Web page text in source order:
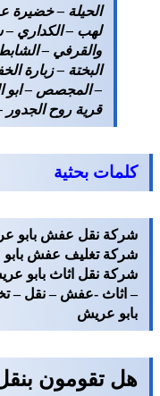
الحيلة – خضيرة
لهب – الكداري –
والقرفي –
البختة – زبارة
– المجصص – ابو
قرية روح
كلمات بحثية
شركة نقل عفش بابو
شركة تغليف عفش
شركة نقل اثاث بابو
– اثاث -عفش – نقل –
بابو عريش
هل تقومون